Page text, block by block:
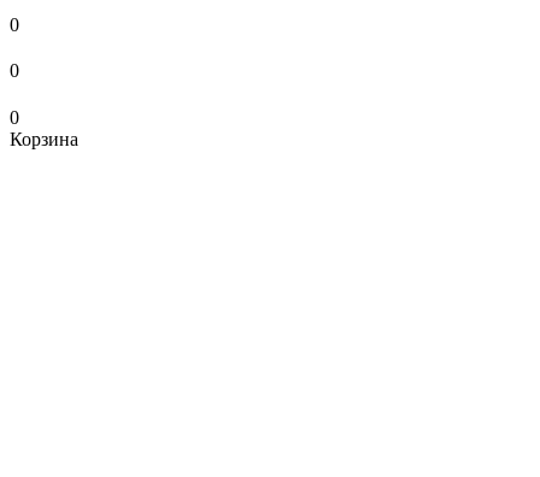
0
0
0
Корзина